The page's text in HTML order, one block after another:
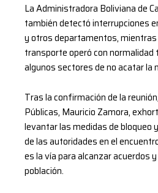
La Administradora Boliviana de
también detectó interrupciones
y otros departamentos, mientras
transporte operó con normalidad
algunos sectores de no acatar la
Tras la confirmación de la
Públicas, Mauricio Zamora,
levantar las medidas de bloqueo
de las autoridades en el
es la vía para alcanzar acuerdos
población.